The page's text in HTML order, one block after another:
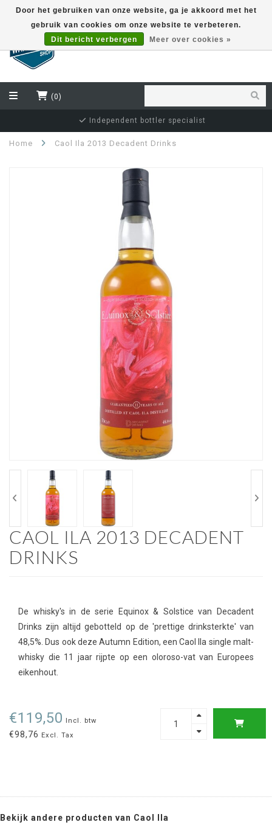
(0)
Independent bottler specialist
Home Caol Ila 2013 Decadent Drinks
CAOL ILA 2013 DECADENT
DRINKS
De whisky's in de serie Equinox & Solstice van Decadent
Drinks zijn altijd gebotteld op de 'prettige drinksterkte' van
48,5%. Dus ook deze Autumn Edition, een Caol Ila single malt-
whisky die 11 jaar rijpte op een oloroso-vat van Europees
eikenhout.
€119,50 Incl. btw
€98,76 Excl. Tax
Bekijk andere producten van Caol Ila
Door het gebruiken van onze website, ga je akkoord met het
gebruik van cookies om onze website te verbeteren.
Dit bericht verbergen
Meer over cookies »